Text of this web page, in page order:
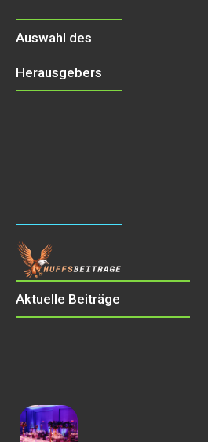
Aktuelle Beiträge
Auswahl des
Herausgebers